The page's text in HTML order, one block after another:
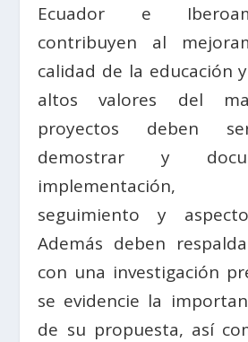
Ecuador e
contribuyen al
calidad de la educación
altos valores del
proyectos deben
demostrar y
implementación,
seguimiento y
Además deben
con una investigación
se evidencie la
de su propuesta, así